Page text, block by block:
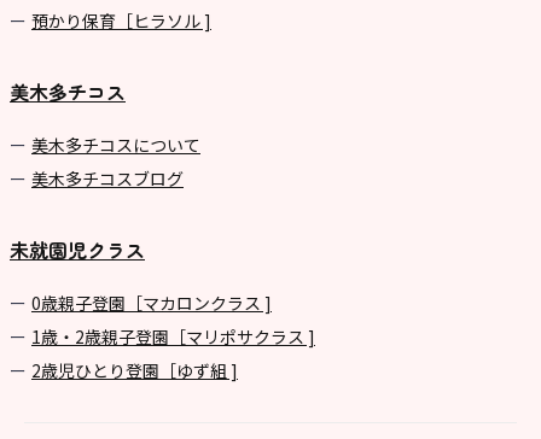
預かり保育［ヒラソル ]
美木多チコス
美⽊多チコスについて
美⽊多チコスブログ
未就園児クラス
0歳親子登園［マカロンクラス ]
1歳・2歳親子登園［マリポサクラス ]
2歳児ひとり登園［ゆず組 ]